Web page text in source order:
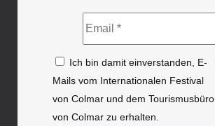
Ich bin damit einverstanden, E-
Mails vom Internationalen Festival
von Colmar und dem Tourismusbüro
von Colmar zu erhalten.